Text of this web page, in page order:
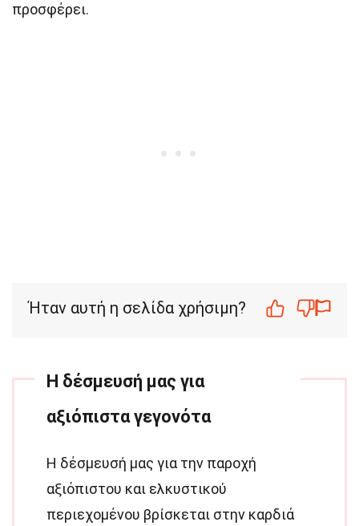
προσφέρει.
Ήταν αυτή η σελίδα χρήσιμη?
Η δέσμευσή μας για
αξιόπιστα γεγονότα
Η δέσμευσή μας για την παροχή
αξιόπιστου και ελκυστικού
περιεχομένου βρίσκεται στην καρδιά